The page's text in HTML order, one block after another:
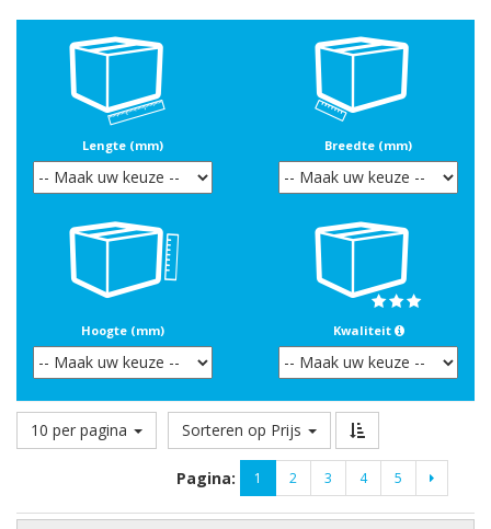
Lengte (mm) Breedte (mm)
Hoogte (mm) Kwaliteit
10 per pagina Sorteren op Prijs
Pagina: 1 2 3 4 5